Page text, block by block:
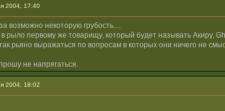
2004, 17:40
возможно некоторую грубость....
в рыло первому же товарищу, который будет называть
рьяно выражаться по вопросам в которых они ничего не
не напрягаться.
2004, 18:02